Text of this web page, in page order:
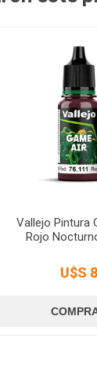
Vallejo Pintura
Rojo
U$S 8